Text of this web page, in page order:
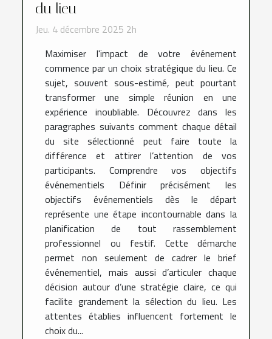
du lieu
Jeu. 4 décembre 2025 2h
Maximiser l'impact de votre événement
commence par un choix stratégique du lieu. Ce
sujet, souvent sous-estimé, peut pourtant
transformer une simple réunion en une
expérience inoubliable. Découvrez dans les
paragraphes suivants comment chaque détail
du site sélectionné peut faire toute la
différence et attirer l’attention de vos
participants. Comprendre vos objectifs
événementiels Définir précisément les
objectifs événementiels dès le départ
représente une étape incontournable dans la
planification de tout rassemblement
professionnel ou festif. Cette démarche
permet non seulement de cadrer le brief
événementiel, mais aussi d’articuler chaque
décision autour d’une stratégie claire, ce qui
facilite grandement la sélection du lieu. Les
attentes établies influencent fortement le
choix du...